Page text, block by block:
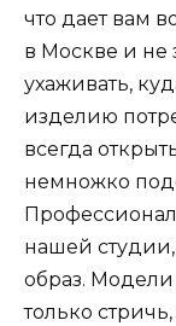
что дает вам
в Москве и не
ухаживать,
изделию
всегда
немножко
нашей
образ.
только